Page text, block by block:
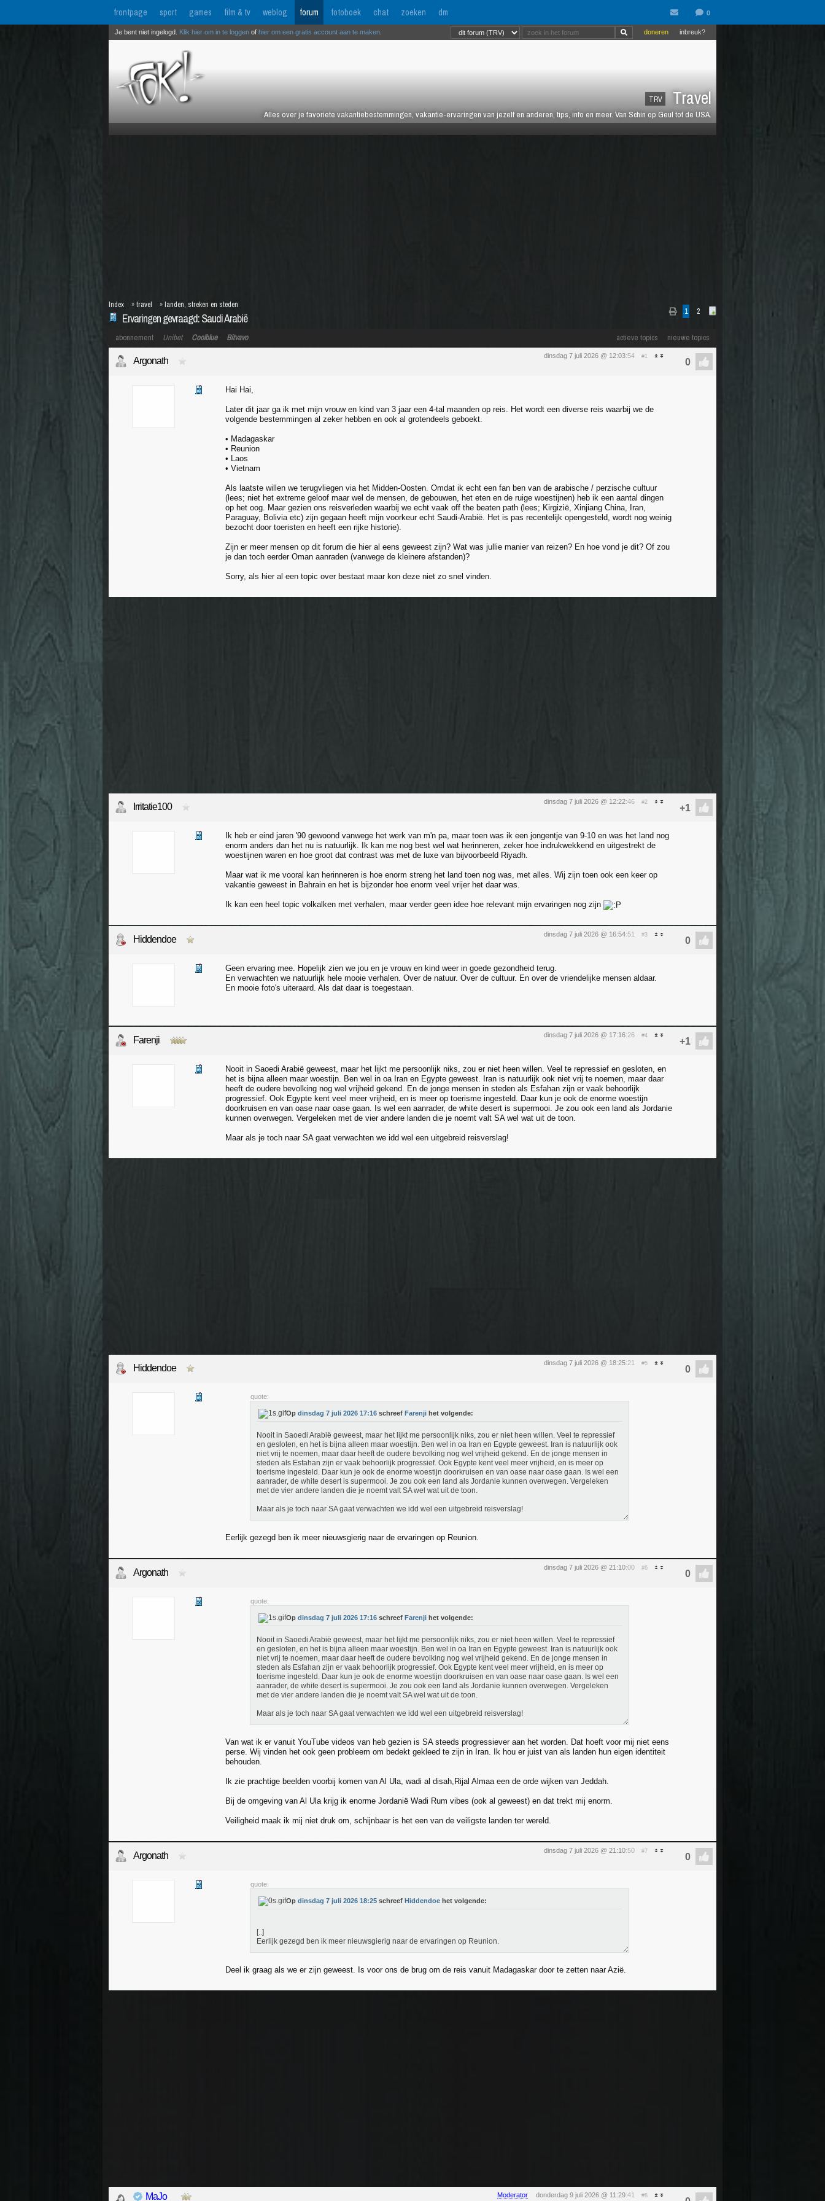
frontpage sport games film & tv weblog forum fotoboek chat zoeken dm
TRV Travel
Alles over je favoriete vakantiebestemmingen, vakantie-ervaringen van jezelf en anderen, tips, info en meer. Van Schin op Geul tot de USA.
inbreuk?
doneren
Je bent niet ingelogd. Klik hier om in te loggen of hier om een gratis account aan te maken
1 2
Ervaringen gevraagd: Saudi Arabië
Index »travel » landen, streken en steden
actieve topics nieuwe topics
abonnement Unibet Coolblue Bitvavo
dinsdag 7 juli 2026 @ 12:03:54 #1
Argonath
Hai Hai,
Later dit jaar ga ik met mijn vrouw en kind van 3 jaar een 4-tal maanden op reis. Het wordt een diverse reis waarbij we de
volgende bestemmingen al zeker hebben en ook al grotendeels geboekt.
• Madagaskar
• Reunion
• Laos
• Vietnam
Als laatste willen we terugvliegen via het Midden-Oosten. Omdat ik echt een fan ben van de arabische / perzische cultuur
(lees; niet het extreme geloof maar wel de mensen, de gebouwen, het eten en de ruige woestijnen) heb ik een aantal dingen
op het oog. Maar gezien ons reisverleden waarbij we echt vaak off the beaten path (lees; Kirgizië, Xinjiang China, Iran,
Paraguay, Bolivia etc) zijn gegaan heeft mijn voorkeur echt Saudi-Arabië. Het is pas recentelijk opengesteld, wordt nog weinig
bezocht door toeristen en heeft een rijke historie).
Zijn er meer mensen op dit forum die hier al eens geweest zijn? Wat was jullie manier van reizen? En hoe vond je dit? Of zou
je dan toch eerder Oman aanraden (vanwege de kleinere afstanden)?
Sorry, als hier al een topic over bestaat maar kon deze niet zo snel vinden.
dinsdag 7 juli 2026 @ 12:22:46 #2
Irritatie100
Ik heb er eind jaren '90 gewoond vanwege het werk van m'n pa, maar toen was ik een jongentje van 9-10 en was het land nog
enorm anders dan het nu is natuurlijk. Ik kan me nog best wel wat herinneren, zeker hoe indrukwekkend en uitgestrekt de
woestijnen waren en hoe groot dat contrast was met de luxe van bijvoorbeeld Riyadh.
Maar wat ik me vooral kan herinneren is hoe enorm streng het land toen nog was, met alles. Wij zijn toen ook een keer op
vakantie geweest in Bahrain en het is bijzonder hoe enorm veel vrijer het daar was.
Ik kan een heel topic volkalken met verhalen, maar verder geen idee hoe relevant mijn ervaringen nog zijn
dinsdag 7 juli 2026 @ 16:54:51 #3
Hiddendoe
Geen ervaring mee. Hopelijk zien we jou en je vrouw en kind weer in goede gezondheid terug.
En verwachten we natuurlijk hele mooie verhalen. Over de natuur. Over de cultuur. En over de vriendelijke mensen aldaar.
En mooie foto's uiteraard. Als dat daar is toegestaan.
dinsdag 7 juli 2026 @ 17:16:26 #4
Farenji
Nooit in Saoedi Arabië geweest, maar het lijkt me persoonlijk niks, zou er niet heen willen. Veel te repressief en gesloten, en
het is bijna alleen maar woestijn. Ben wel in oa Iran en Egypte geweest. Iran is natuurlijk ook niet vrij te noemen, maar daar
heeft de oudere bevolking nog wel vrijheid gekend. En de jonge mensen in steden als Esfahan zijn er vaak behoorlijk
progressief. Ook Egypte kent veel meer vrijheid, en is meer op toerisme ingesteld. Daar kun je ook de enorme woestijn
doorkruisen en van oase naar oase gaan. Is wel een aanrader, de white desert is supermooi. Je zou ook een land als Jordanie
kunnen overwegen. Vergeleken met de vier andere landen die je noemt valt SA wel wat uit de toon.
Maar als je toch naar SA gaat verwachten we idd wel een uitgebreid reisverslag!
dinsdag 7 juli 2026 @ 18:25:21 #5
Hiddendoe
quote:
Op dinsdag 7 juli 2026 17:16 schreef Farenji het volgende:
Nooit in Saoedi Arabië geweest, maar het lijkt me persoonlijk niks, zou er niet heen willen. Veel te repressief
en gesloten, en het is bijna alleen maar woestijn. Ben wel in oa Iran en Egypte geweest. Iran is natuurlijk ook
niet vrij te noemen, maar daar heeft de oudere bevolking nog wel vrijheid gekend. En de jonge mensen in
steden als Esfahan zijn er vaak behoorlijk progressief. Ook Egypte kent veel meer vrijheid, en is meer op
toerisme ingesteld. Daar kun je ook de enorme woestijn doorkruisen en van oase naar oase gaan. Is wel een
aanrader, de white desert is supermooi. Je zou ook een land als Jordanie kunnen overwegen. Vergeleken
met de vier andere landen die je noemt valt SA wel wat uit de toon.
Maar als je toch naar SA gaat verwachten we idd wel een uitgebreid reisverslag!
Eerlijk gezegd ben ik meer nieuwsgierig naar de ervaringen op Reunion.
dinsdag 7 juli 2026 @ 21:10:00 #6
Argonath
quote:
Op dinsdag 7 juli 2026 17:16 schreef Farenji het volgende:
Nooit in Saoedi Arabië geweest, maar het lijkt me persoonlijk niks, zou er niet heen willen. Veel te repressief
en gesloten, en het is bijna alleen maar woestijn. Ben wel in oa Iran en Egypte geweest. Iran is natuurlijk ook
niet vrij te noemen, maar daar heeft de oudere bevolking nog wel vrijheid gekend. En de jonge mensen in
steden als Esfahan zijn er vaak behoorlijk progressief. Ook Egypte kent veel meer vrijheid, en is meer op
toerisme ingesteld. Daar kun je ook de enorme woestijn doorkruisen en van oase naar oase gaan. Is wel een
aanrader, de white desert is supermooi. Je zou ook een land als Jordanie kunnen overwegen. Vergeleken
met de vier andere landen die je noemt valt SA wel wat uit de toon.
Maar als je toch naar SA gaat verwachten we idd wel een uitgebreid reisverslag!
Van wat ik er vanuit YouTube videos van heb gezien is SA steeds progressiever aan het worden. Dat hoeft voor mij niet eens
perse. Wij vinden het ook geen probleem om bedekt gekleed te zijn in Iran. Ik hou er juist van als landen hun eigen identiteit
behouden.
Ik zie prachtige beelden voorbij komen van Al Ula, wadi al disah,Rijal Almaa een de orde wijken van Jeddah.
Bij de omgeving van Al Ula krijg ik enorme Jordanië Wadi Rum vibes (ook al geweest) en dat trekt mij enorm.
Veiligheid maak ik mij niet druk om, schijnbaar is het een van de veiligste landen ter wereld.
dinsdag 7 juli 2026 @ 21:10:50 #7
Argonath
quote:
Op dinsdag 7 juli 2026 18:25 schreef Hiddendoe het volgende:
[..]
Eerlijk gezegd ben ik meer nieuwsgierig naar de ervaringen op Reunion.
Deel ik graag als we er zijn geweest. Is voor ons de brug om de reis vanuit Madagaskar door te zetten naar Azië.
Moderator donderdag 9 juli 2026 @ 11:29:41 #8
MaJo